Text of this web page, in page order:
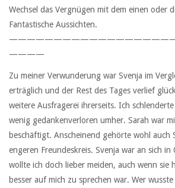
Wechsel das Vergnügen mit dem einen oder
Fantastische Aussichten.
————
Zu meiner Verwunderung war Svenja im
erträglich und der Rest des Tages verlief
weitere Ausfragerei ihrerseits. Ich
wenig gedankenverloren umher. Sarah war
beschäftigt. Anscheinend gehörte wohl auch
engeren Freundeskreis. Svenja war an sich
wollte ich doch lieber meiden, auch wenn sie
besser auf mich zu sprechen war. Wer